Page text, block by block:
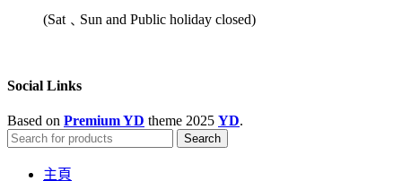
(Sat﹑Sun and Public holiday closed)
Social Links
Based on Premium YD theme 2025 YD.
Search
主頁